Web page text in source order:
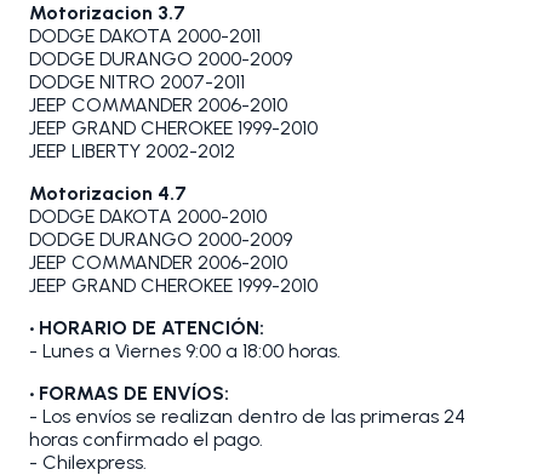
Motorizacion 3.7
DODGE DAKOTA 2000-2011
DODGE DURANGO 2000-2009
DODGE NITRO 2007-2011
JEEP COMMANDER 2006-2010
JEEP GRAND CHEROKEE 1999-2010
JEEP LIBERTY 2002-2012
Motorizacion 4.7
DODGE DAKOTA 2000-2010
DODGE DURANGO 2000-2009
JEEP COMMANDER 2006-2010
JEEP GRAND CHEROKEE 1999-2010
• HORARIO DE ATENCIÓN:
- Lunes a Viernes 9:00 a 18:00 horas.
• FORMAS DE ENVÍOS:
- Los envíos se realizan dentro de las primeras 24
horas confirmado el pago.
- Chilexpress.